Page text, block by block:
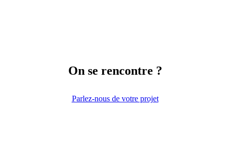
On se rencontre ?
Parlez-nous de votre projet